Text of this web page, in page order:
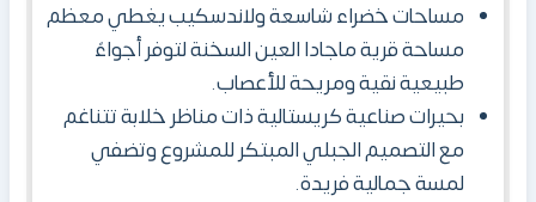
مساحات خضراء شاسعة ولاندسكيب يغطي معظم
مساحة قرية ماجادا العين السخنة لتوفر أجواءً
طبيعية نقية ومريحة للأعصاب.
بحيرات صناعية كريستالية ذات مناظر خلابة تتناغم
مع التصميم الجبلي المبتكر للمشروع وتضفي
لمسة جمالية فريدة.